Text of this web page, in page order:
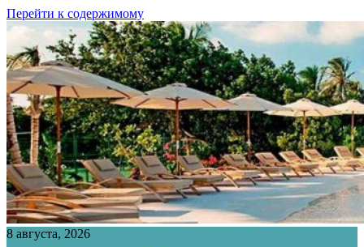
Перейти к содержимому
8 августа, 2026